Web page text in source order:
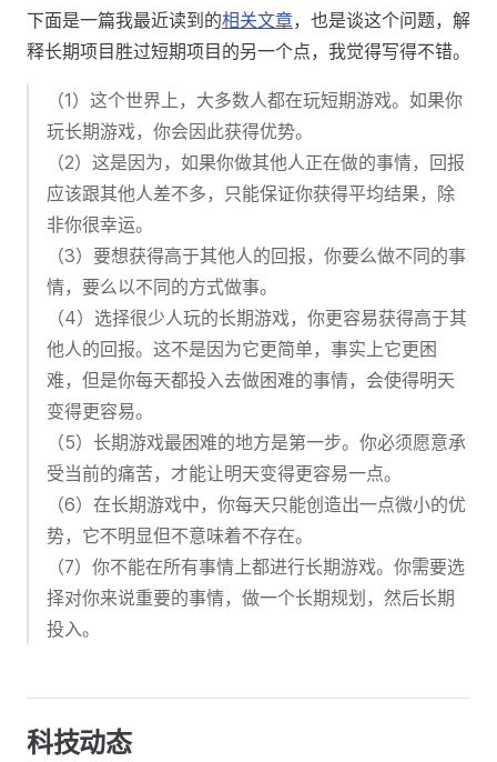
下面是一篇我最近读到的相关文章，也是谈这个问题，解
释长期项目胜过短期项目的另一个点，我觉得写得不错。
（1）这个世界上，大多数人都在玩短期游戏。如果你
玩长期游戏，你会因此获得优势。
（2）这是因为，如果你做其他人正在做的事情，回报
应该跟其他人差不多，只能保证你获得平均结果，除
非你很幸运。
（3）要想获得高于其他人的回报，你要么做不同的事
情，要么以不同的方式做事。
（4）选择很少人玩的长期游戏，你更容易获得高于其
他人的回报。这不是因为它更简单，事实上它更困
难，但是你每天都投入去做困难的事情，会使得明天
变得更容易。
（5）长期游戏最困难的地方是第一步。你必须愿意承
受当前的痛苦，才能让明天变得更容易一点。
（6）在长期游戏中，你每天只能创造出一点微小的优
势，它不明显但不意味着不存在。
（7）你不能在所有事情上都进行长期游戏。你需要选
择对你来说重要的事情，做一个长期规划，然后长期
投入。
科技动态